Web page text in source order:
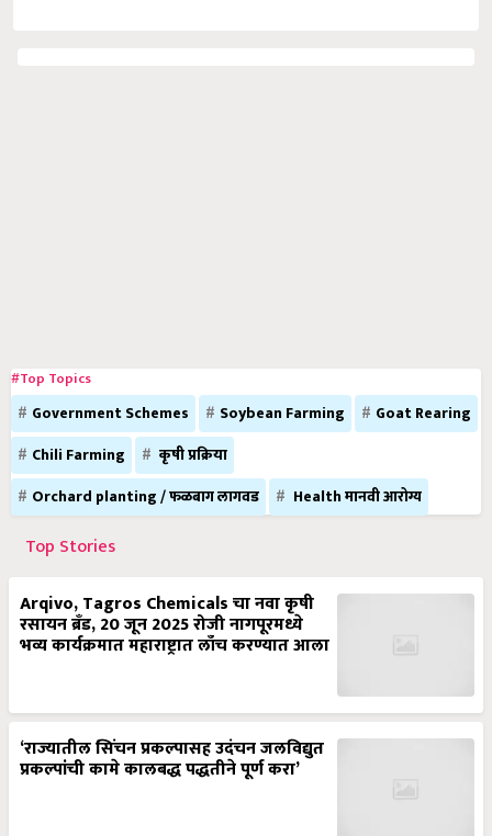
#Top Topics
Government Schemes Soybean Farming
Goat Rearing
Chili Farming
कृषी प्रक्रिया
Orchard planting / फळबाग लागवड
Health मानवी आरोग्य
Top Stories
Arqivo, Tagros Chemicals चा नवा कृषी
रसायन ब्रँड, 20 जून 2025 रोजी नागपूरमध्ये
भव्य कार्यक्रमात महाराष्ट्रात लाँच करण्यात आला
‘राज्यातील सिंचन प्रकल्पासह उदंचन जलविद्युत
प्रकल्पांची कामे कालबद्ध पद्धतीने पूर्ण करा’